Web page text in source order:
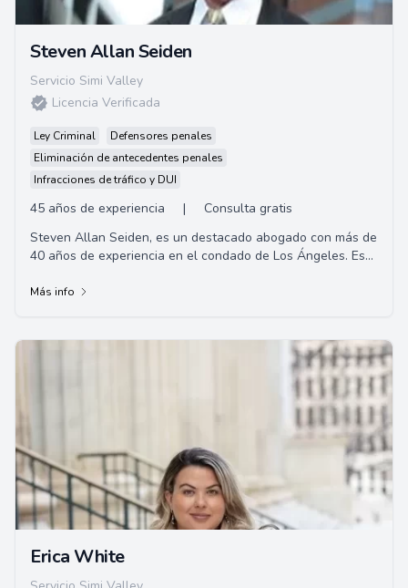
Steven Allan Seiden
Servicio Simi Valley
Licencia Verificada
Ley Criminal
Defensores penales
Eliminación de antecedentes penales
Infracciones de tráfico y DUI
45 años de experiencia |
Consulta gratis
Steven Allan Seiden, es un destacado abogado con más de
40 años de experiencia en el condado de Los Ángeles. Es
Steven A. Seiden.
Más info
Erica White